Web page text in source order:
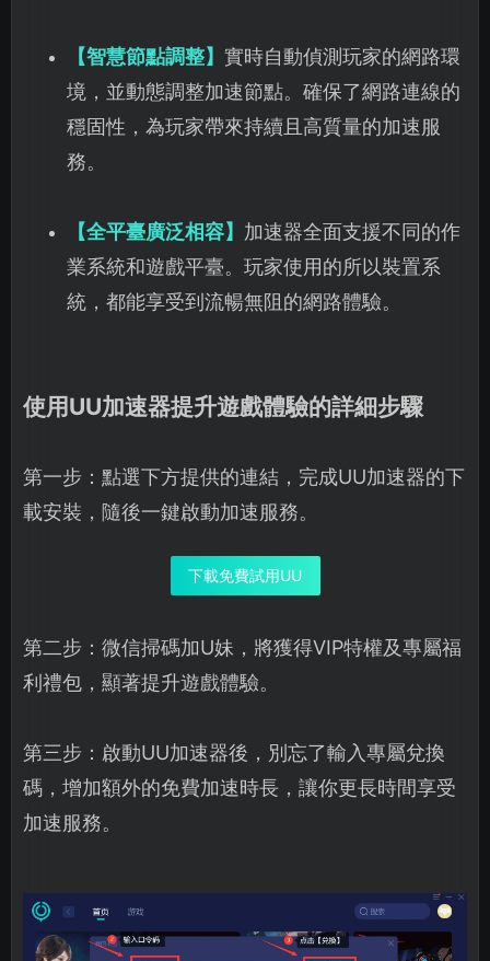
【智慧節點調整】 實時自動偵測玩家的網路環
境，並動態調整加速節點。確保了網路連線的
穩固性，為玩家帶來持續且高質量的加速服
務。
【全平臺廣泛相容】 加速器全面支援不同的作
業系統和遊戲平臺。玩家使用的所以裝置系
統，都能享受到流暢無阻的網路體驗。
使用UU加速器提升遊戲體驗的詳細步驟
第一步：點選下方提供的連結，完成UU加速器的下
載安裝，隨後一鍵啟動加速服務。
下載免費試用UU
第二步：微信掃碼加U妹，將獲得VIP特權及專屬福
利禮包，顯著提升遊戲體驗。
第三步：啟動UU加速器後，別忘了輸入專屬兌換
碼，增加額外的免費加速時長，讓你更長時間享受
加速服務。